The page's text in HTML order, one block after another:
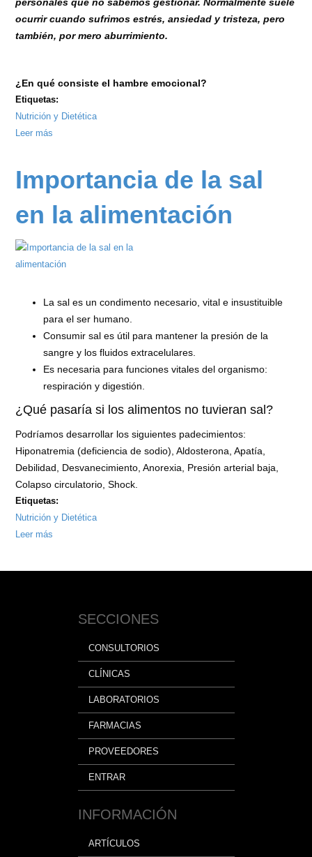
personales que no sabemos gestionar. Normalmente suele
ocurrir cuando sufrimos estrés, ansiedad y tristeza, pero
también, por mero aburrimiento.
¿En qué consiste el hambre emocional?
Etiquetas:
Nutrición y Dietética
Leer más
Importancia de la sal
en la alimentación
La sal es un condimento necesario, vital e insustituible
para el ser humano.
Consumir sal es útil para mantener la presión de la
sangre y los fluidos extracelulares.
Es necesaria para funciones vitales del organismo:
respiración y digestión.
¿Qué pasaría si los alimentos no tuvieran sal?
Podríamos desarrollar los siguientes padecimientos:
Hiponatremia (deficiencia de sodio), Aldosterona, Apatía,
Debilidad, Desvanecimiento, Anorexia, Presión arterial baja,
Colapso circulatorio, Shock.
Etiquetas:
Nutrición y Dietética
Leer más
alimentación
SECCIONES
CONSULTORIOS
CLÍNICAS
LABORATORIOS
FARMACIAS
PROVEEDORES
ENTRAR
INFORMACIÓN
ARTÍCULOS